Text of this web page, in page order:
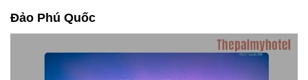
Đảo Phú Quốc